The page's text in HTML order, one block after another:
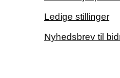
Ledige stillinger
Nyhedsbrev til